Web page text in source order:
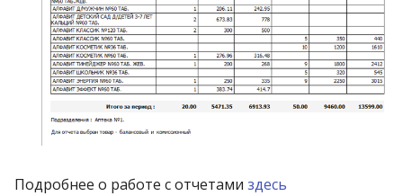
2023)
Реестр документов
Реестр документов
розничного склада
Реестр розничных цен
операции»
Модуль «Торговые
технологии»
Работа с остатками
Работа со сроками
годности
Работа с фасовкой
Подробнее о работе с отчетами здесь